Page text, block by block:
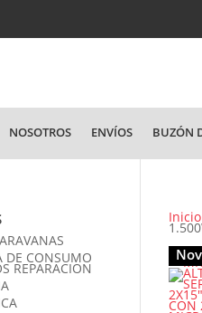
NOSOTROS ENVÍOS BUZÓN
Inicio
DE CONSUMO
REPARACION